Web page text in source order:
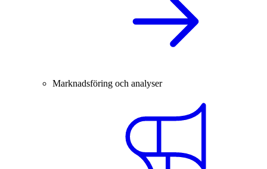
Marknadsföring och analyser